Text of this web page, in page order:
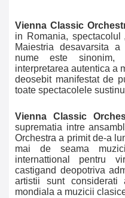
Vienna Classic
in Romania, spectacolul
Maiestria desavarsita
nume este sinonim,
interpretarea autentica a
deosebit manifestat de
toate spectacolele
Vienna Classic
suprematia intre
Orchestra a primit de-a
mai de seama
internattional pentru
castigand deopotriva
artistii sunt considerati
mondiala a muzicii